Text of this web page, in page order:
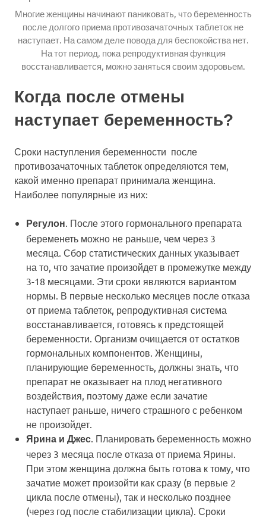
Многие женщины начинают паниковать, что беременность
после долгого приема противозачаточных таблеток не
наступает. На самом деле повода для беспокойства нет.
На тот период, пока репродуктивная функция
восстанавливается, можно заняться своим здоровьем.
Когда после отмены
наступает беременность?
Сроки наступления беременности после
противозачаточных таблеток определяются тем,
какой именно препарат принимала женщина.
Наиболее популярные из них:
Регулон. После этого гормонального препарата
беременеть можно не раньше, чем через 3
месяца. Сбор статистических данных указывает
на то, что зачатие произойдет в промежутке между
3-18 месяцами. Эти сроки являются вариантом
нормы. В первые несколько месяцев после отказа
от приема таблеток, репродуктивная система
восстанавливается, готовясь к предстоящей
беременности. Организм очищается от остатков
гормональных компонентов. Женщины,
планирующие беременность, должны знать, что
препарат не оказывает на плод негативного
воздействия, поэтому даже если зачатие
наступает раньше, ничего страшного с ребенком
не произойдет.
Ярина и Джес. Планировать беременность можно
через 3 месяца после отказа от приема Ярины.
При этом женщина должна быть готова к тому, что
зачатие может произойти как сразу (в первые 2
цикла после отмены), так и несколько позднее
(через год после стабилизации цикла). Сроки